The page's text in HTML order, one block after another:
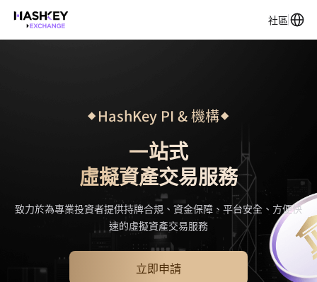
社區
HashKey PI & 機構
一站式
虛擬資產交易服務
致力於為專業投資者提供持牌合規、資金保障、平台安全、方便快
速的虛擬資產交易服務
立即申請